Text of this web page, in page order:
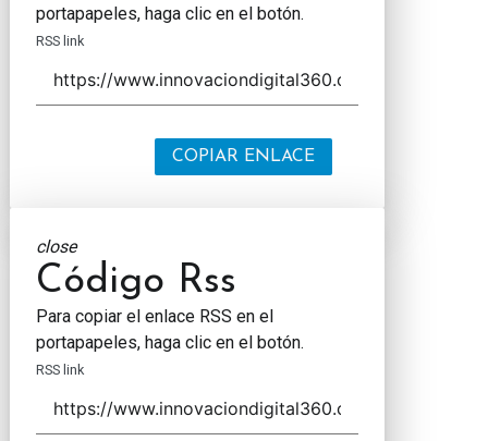
portapapeles, haga clic en el botón.
RSS link
COPIAR ENLACE
close
Código Rss
Para copiar el enlace RSS en el
portapapeles, haga clic en el botón.
RSS link